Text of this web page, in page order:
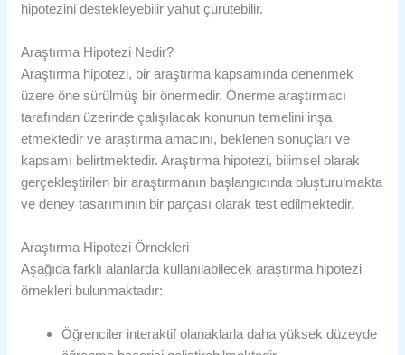
hipotezini destekleyebilir yahut çürütebilir.
Araştırma Hipotezi Nedir?
Araştırma hipotezi, bir araştırma kapsamında denenmek
üzere öne sürülmüş bir önermedir. Önerme araştırmacı
tarafından üzerinde çalışılacak konunun temelini inşa
etmektedir ve araştırma amacını, beklenen sonuçları ve
kapsamı belirtmektedir. Araştırma hipotezi, bilimsel olarak
gerçekleştirilen bir araştırmanın başlangıcında oluşturulmakta
ve deney tasarımının bir parçası olarak test edilmektedir.
Araştırma Hipotezi Örnekleri
Aşağıda farklı alanlarda kullanılabilecek araştırma hipotezi
örnekleri bulunmaktadır:
Öğrenciler interaktif olanaklarla daha yüksek düzeyde